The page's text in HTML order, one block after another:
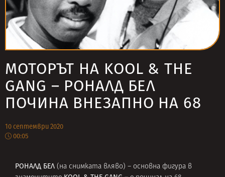
МОТОРЪТ НА KOOL & THE
GANG – РОНАЛД БЕЛ
ПОЧИНА ВНЕЗАПНО НА 68
10 септември 2020
00:05
РОНАЛД БЕЛ (на снимката вляво) – основна фигура в